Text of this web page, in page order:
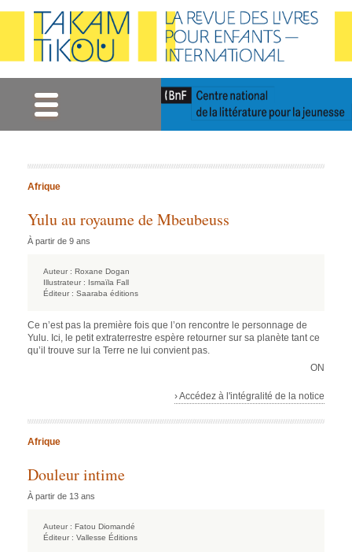
Afrique
Yulu au royaume de Mbeubeuss
À partir de 9 ans
Auteur : Roxane Dogan
Illustrateur : Ismaïla Fall
Éditeur : Saaraba éditions
Ce n’est pas la première fois que l’on rencontre le personnage de
Yulu. Ici, le petit extraterrestre espère retourner sur sa planète tant ce
qu’il trouve sur la Terre ne lui convient pas.
ON
› Accédez à l'intégralité de la notice
Afrique
Douleur intime
À partir de 13 ans
Auteur : Fatou Diomandé
Éditeur : Vallesse Éditions